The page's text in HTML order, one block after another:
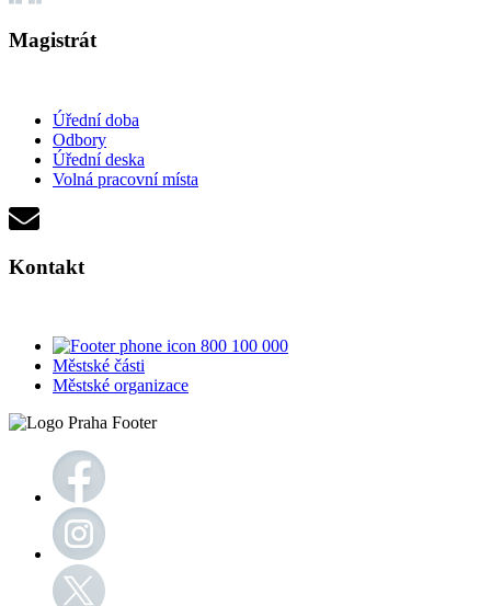
Magistrát
Úřední doba
Odbory
Úřední deska
Volná pracovní místa
Kontakt
800 100 000
Městské části
Městské organizace